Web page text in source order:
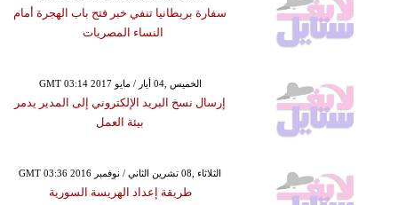
سفارة بريطانيا تنفي خبر فتح باب الهجرة أمام
النساء المصريات
GMT 03:14 2017 الخميس ,04 أيار / مايو
إرسال نسخ البريد الإلكتروني إلى المدير يدمر
بيئة العمل
GMT 03:36 2016 الثلاثاء ,08 تشرين الثاني / نوفمبر
طريقة إعداد الهريسة السورية